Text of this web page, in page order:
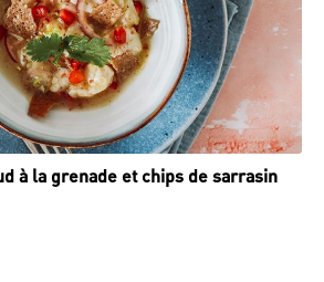
à la grenade et chips de sarrasin